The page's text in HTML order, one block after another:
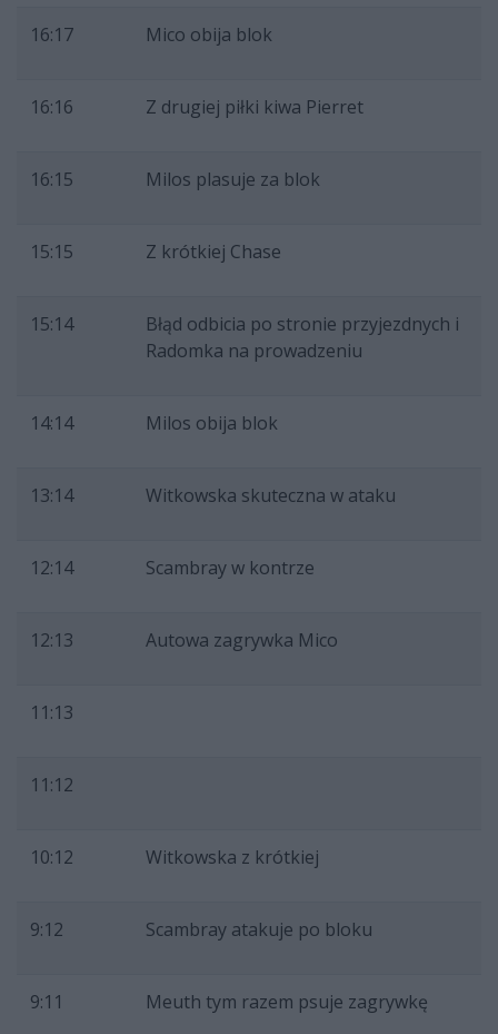
16:17 Mico obija blok
16:16 Z drugiej piłki kiwa Pierret
16:15 Milos plasuje za blok
15:15 Z krótkiej Chase
15:14
Błąd odbicia po stronie przyjezdnych i
Radomka na prowadzeniu
14:14 Milos obija blok
13:14 Witkowska skuteczna w ataku
12:14 Scambray w kontrze
12:13 Autowa zagrywka Mico
11:13
11:12
10:12 Witkowska z krótkiej
9:12 Scambray atakuje po bloku
9:11 Meuth tym razem psuje zagrywkę